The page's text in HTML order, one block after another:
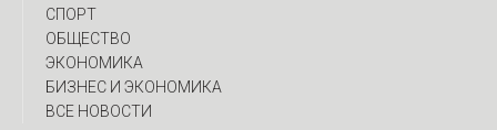
СПОРТ
ОБЩЕСТВО
ЭКОНОМИКА
БИЗНЕС И ЭКОНОМИКА
ВСЕ НОВОСТИ